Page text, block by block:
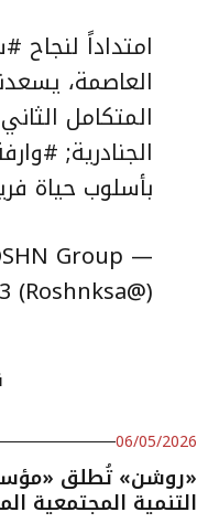
امتداداً لنجاح
العاصمة،
المتكامل
الجنادرية;
بأسلوب حياة
(@Roshnksa)
06/05/2026
«روشن» تُطلق
التنمية المجتمعية